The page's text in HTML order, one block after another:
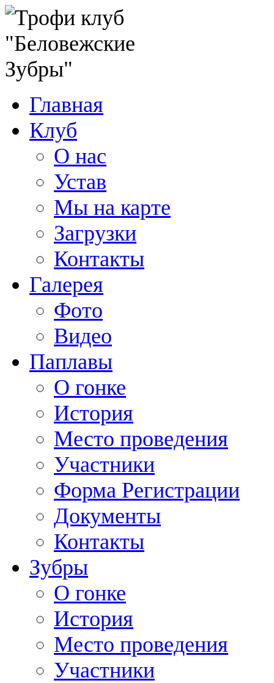
Главная
Клуб
О нас
Устав
Мы на карте
Загрузки
Контакты
Галерея
Фото
Видео
Паплавы
О гонке
История
Место проведения
Участники
Форма Регистрации
Документы
Контакты
Зубры
О гонке
История
Место проведения
Участники